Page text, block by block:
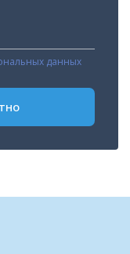
данных